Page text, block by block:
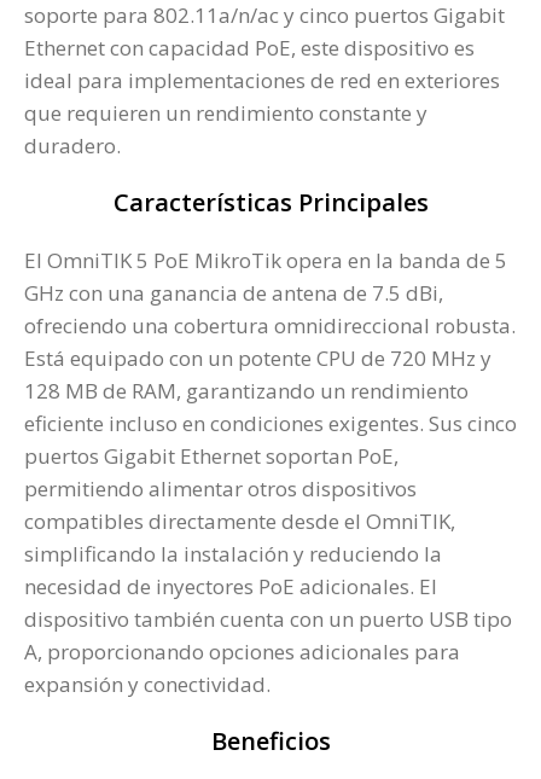
soporte para 802.11a/n/ac y cinco puertos Gigabit
Ethernet con capacidad PoE, este dispositivo es
ideal para implementaciones de red en exteriores
que requieren un rendimiento constante y
duradero.
Características Principales
El OmniTIK 5 PoE MikroTik opera en la banda de 5
GHz con una ganancia de antena de 7.5 dBi,
ofreciendo una cobertura omnidireccional robusta.
Está equipado con un potente CPU de 720 MHz y
128 MB de RAM, garantizando un rendimiento
eficiente incluso en condiciones exigentes. Sus cinco
puertos Gigabit Ethernet soportan PoE,
permitiendo alimentar otros dispositivos
compatibles directamente desde el OmniTIK,
simplificando la instalación y reduciendo la
necesidad de inyectores PoE adicionales. El
dispositivo también cuenta con un puerto USB tipo
A, proporcionando opciones adicionales para
expansión y conectividad​.
Beneficios